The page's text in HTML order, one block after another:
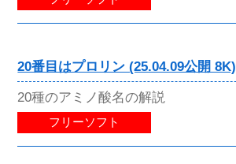
20番目はプロリン (25.04.09公開 8K)
20種のアミノ酸名の解説
フリーソフト